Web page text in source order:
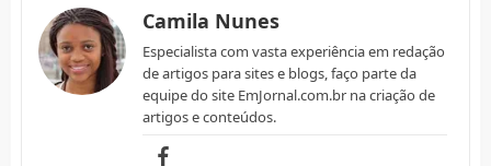
Camila Nunes
Especialista com vasta experiência em redação
de artigos para sites e blogs, faço parte da
equipe do site EmJornal.com.br na criação de
artigos e conteúdos.